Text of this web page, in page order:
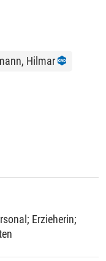
Hilmar
; Erzieherin;